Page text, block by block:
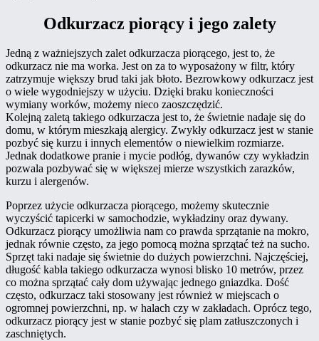
Odkurzacz piorący i jego zalety
Jedną z ważniejszych zalet odkurzacza piorącego, jest to, że
odkurzacz nie ma worka. Jest on za to wyposażony w filtr, który
zatrzymuje większy brud taki jak błoto. Bezrowkowy odkurzacz jest
o wiele wygodniejszy w użyciu. Dzięki braku konieczności
wymiany worków, możemy nieco zaoszczędzić.
Kolejną zaletą takiego odkurzacza jest to, że świetnie nadaje się do
domu, w którym mieszkają alergicy. Zwykły odkurzacz jest w stanie
pozbyć się kurzu i innych elementów o niewielkim rozmiarze.
Jednak dodatkowe pranie i mycie podłóg, dywanów czy wykładzin
pozwala pozbywać się w większej mierze wszystkich zarazków,
kurzu i alergenów.
Poprzez użycie odkurzacza piorącego, możemy skutecznie
wyczyścić tapicerki w samochodzie, wykładziny oraz dywany.
Odkurzacz piorący umożliwia nam co prawda sprzątanie na mokro,
jednak równie często, za jego pomocą można sprzątać też na sucho.
Sprzęt taki nadaje się świetnie do dużych powierzchni. Najczęściej,
długość kabla takiego odkurzacza wynosi blisko 10 metrów, przez
co można sprzątać cały dom używając jednego gniazdka. Dość
często, odkurzacz taki stosowany jest również w miejscach o
ogromnej powierzchni, np. w halach czy w zakładach. Oprócz tego,
odkurzacz piorący jest w stanie pozbyć się plam zatłuszczonych i
zaschniętych.